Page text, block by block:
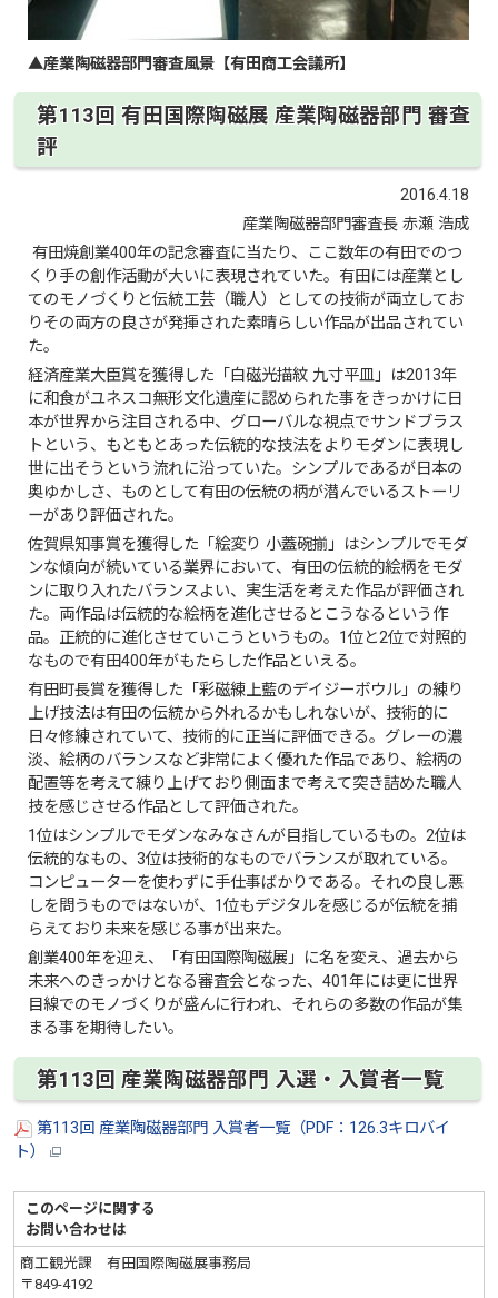
▲産業陶磁器部門審査風景【有田商工会議所】
第113回 有田国際陶磁展 産業陶磁器部門 審査
評
2016.4.18
産業陶磁器部門審査長 赤瀬 浩成
有田焼創業400年の記念審査に当たり、ここ数年の有田でのつ
くり手の創作活動が大いに表現されていた。有田には産業とし
てのモノづくりと伝統工芸（職人）としての技術が両立してお
りその両方の良さが発揮された素晴らしい作品が出品されてい
た。
経済産業大臣賞を獲得した「白磁光描紋 九寸平皿」は2013年
に和食がユネスコ無形文化遺産に認められた事をきっかけに日
本が世界から注目される中、グローバルな視点でサンドブラス
トという、もともとあった伝統的な技法をよりモダンに表現し
世に出そうという流れに沿っていた。シンプルであるが日本の
奥ゆかしさ、ものとして有田の伝統の柄が潜んでいるストーリ
ーがあり評価された。
佐賀県知事賞を獲得した「絵変り 小蓋碗揃」はシンプルでモダ
ンな傾向が続いている業界において、有田の伝統的絵柄をモダ
ンに取り入れたバランスよい、実生活を考えた作品が評価され
た。両作品は伝統的な絵柄を進化させるとこうなるという作
品。正統的に進化させていこうというもの。1位と2位で対照的
なもので有田400年がもたらした作品といえる。
有田町長賞を獲得した「彩磁練上藍のデイジーボウル」の練り
上げ技法は有田の伝統から外れるかもしれないが、技術的に
日々修練されていて、技術的に正当に評価できる。グレーの濃
淡、絵柄のバランスなど非常によく優れた作品であり、絵柄の
配置等を考えて練り上げており側面まで考えて突き詰めた職人
技を感じさせる作品として評価された。
1位はシンプルでモダンなみなさんが目指しているもの。2位は
伝統的なもの、3位は技術的なものでバランスが取れている。
コンピューターを使わずに手仕事ばかりである。それの良し悪
しを問うものではないが、1位もデジタルを感じるが伝統を捕
らえており未来を感じる事が出来た。
創業400年を迎え、「有田国際陶磁展」に名を変え、過去から
未来へのきっかけとなる審査会となった、401年には更に世界
目線でのモノづくりが盛んに行われ、それらの多数の作品が集
まる事を期待したい。
第113回 産業陶磁器部門 入選・入賞者一覧
第113回 産業陶磁器部門 入賞者一覧（PDF：126.3キロバイ
ト）
このページに関する
お問い合わせは
商工観光課 有田国際陶磁展事務局
〒849-4192